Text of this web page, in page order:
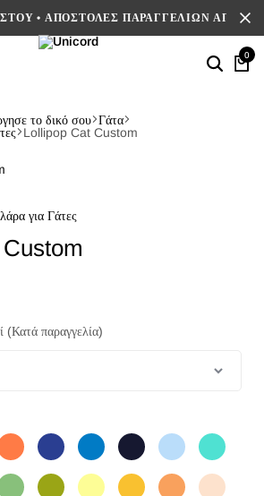
• ΑΠΟΣΤΟΛΕΣ ΠΑΡΑΓΓΕΛΙΩΝ ΑΠΟ 17/
0
το δικό σου Γάτα
Lollipop Cat Custom
για Γάτες
(Κατά παραγγελία)